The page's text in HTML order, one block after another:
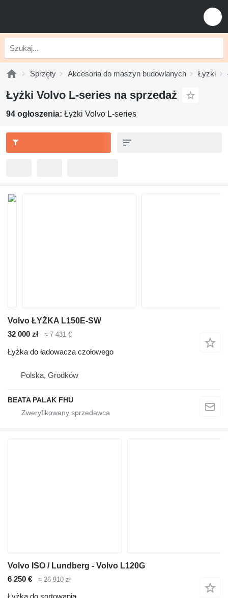
Sprzęty Akcesoria do maszyn budowlanych Łyżki
Łyżki Volvo L-series na sprzedaż
94 ogłoszenia: Łyżki Volvo L-series
Volvo ŁYŻKA L150E-SW
32 000 zł
≈ 7 431 €
Łyżka do ładowacza czołowego
Polska, Grodków
BEATA PALAK FHU
Volvo ISO / Lundberg - Volvo L120G
6 250 €
≈ 26 910 zł
Łyżka do sortowania